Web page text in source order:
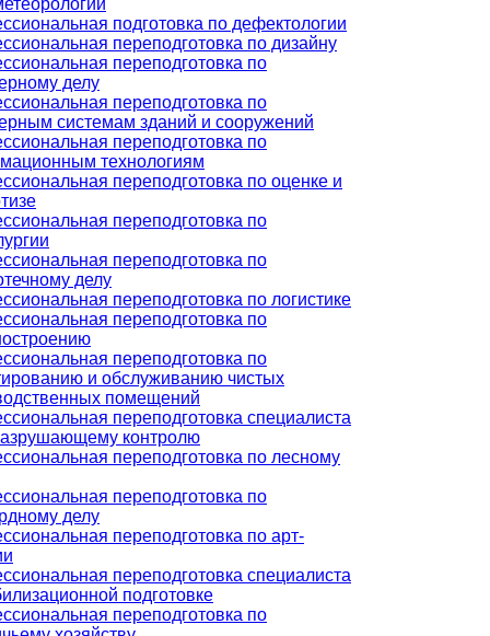
подготовка по дефектологии
переподготовка по дизайну
переподготовка по
делу
переподготовка по
системам зданий и сооружений
переподготовка по
технологиям
переподготовка по оценке и
переподготовка по
переподготовка по
делу
переподготовка по логистике
переподготовка по
переподготовка по
и обслуживанию чистых
помещений
переподготовка специалиста
контролю
переподготовка по лесному
переподготовка по
делу
переподготовка по арт-
переподготовка специалиста
подготовке
переподготовка по